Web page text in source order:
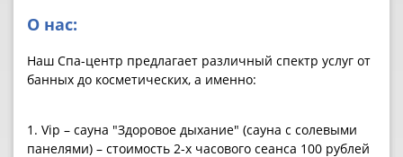
О нас:
Наш Спа-центр предлагает различный спектр услуг от
банных до косметических, а именно:
1. Vip – сауна "Здоровое дыхание" (сауна с солевыми
панелями) – стоимость 2-х часового сеанса 100 рублей